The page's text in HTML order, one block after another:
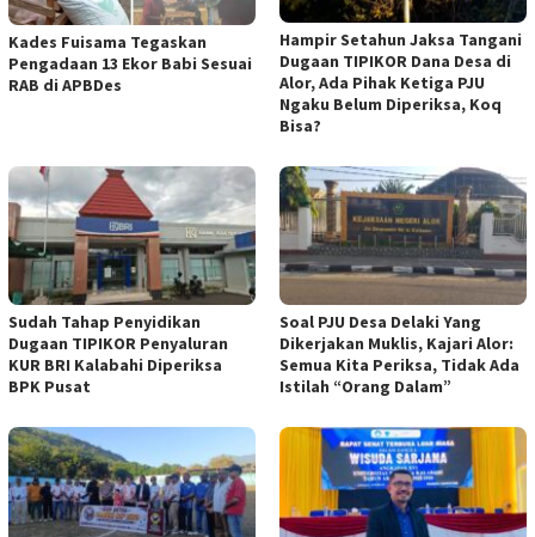
Kades Fuisama Tegaskan
Pengadaan 13 Ekor Babi Sesuai
RAB di APBDes
Hampir Setahun Jaksa Tangani
Dugaan TIPIKOR Dana Desa di
Alor, Ada Pihak Ketiga PJU
Ngaku Belum Diperiksa, Koq
Bisa?
Sudah Tahap Penyidikan
Dugaan TIPIKOR Penyaluran
KUR BRI Kalabahi Diperiksa
BPK Pusat
Soal PJU Desa Delaki Yang
Dikerjakan Muklis, Kajari Alor:
Semua Kita Periksa, Tidak Ada
Istilah “Orang Dalam”